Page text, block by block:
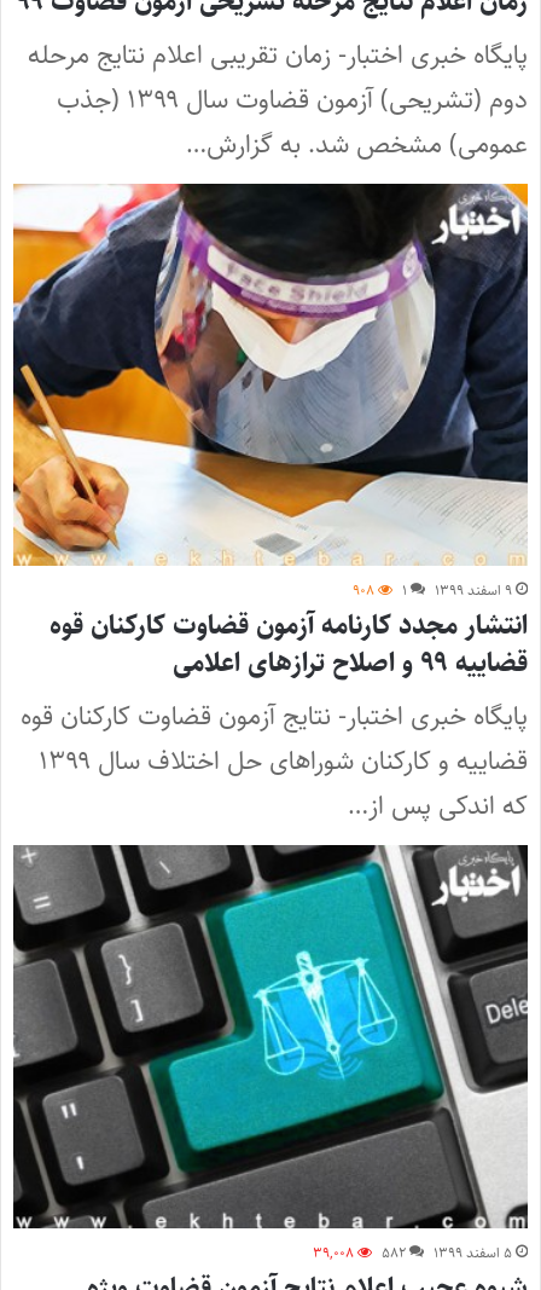
پایگاه خبری اختبار- زمان تقریبی اعلام نتایج مرحله
دوم (تشریحی) آزمون قضاوت سال ۱۳۹۹ (جذب
عمومی) مشخص شد. به گزارش…
۹ اسفند ۱۳۹۹ ۱ ۹۰۸
انتشار مجدد کارنامه آزمون قضاوت کارکنان قوه
قضاییه ۹۹ و اصلاح تراز‌های اعلامی
پایگاه خبری اختبار- نتایج آزمون قضاوت کارکنان قوه
قضاییه و کارکنان شوراهای حل اختلاف سال ۱۳۹۹
که اندکی پس از…
۵ اسفند ۱۳۹۹ ۵۸۲ ۳۹,۰۰۸